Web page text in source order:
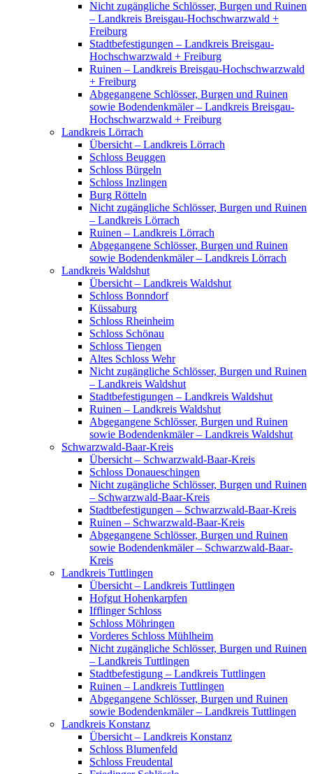
Nicht zugängliche Schlösser, Burgen und Ruinen
– Landkreis Breisgau-Hochschwarzwald +
Freiburg
Stadtbefestigungen – Landkreis Breisgau-
Hochschwarzwald + Freiburg
Ruinen – Landkreis Breisgau-Hochschwarzwald
+ Freiburg
Abgegangene Schlösser, Burgen und Ruinen
sowie Bodendenkmäler – Landkreis Breisgau-
Hochschwarzwald + Freiburg
Landkreis Lörrach
Übersicht – Landkreis Lörrach
Schloss Beuggen
Schloss Bürgeln
Schloss Inzlingen
Burg Rötteln
Nicht zugängliche Schlösser, Burgen und Ruinen
– Landkreis Lörrach
Ruinen – Landkreis Lörrach
Abgegangene Schlösser, Burgen und Ruinen
sowie Bodendenkmäler – Landkreis Lörrach
Landkreis Waldshut
Übersicht – Landkreis Waldshut
Schloss Bonndorf
Küssaburg
Schloss Rheinheim
Schloss Schönau
Schloss Tiengen
Altes Schloss Wehr
Nicht zugängliche Schlösser, Burgen und Ruinen
– Landkreis Waldshut
Stadtbefestigungen – Landkreis Waldshut
Ruinen – Landkreis Waldshut
Abgegangene Schlösser, Burgen und Ruinen
sowie Bodendenkmäler – Landkreis Waldshut
Schwarzwald-Baar-Kreis
Übersicht – Schwarzwald-Baar-Kreis
Schloss Donaueschingen
Nicht zugängliche Schlösser, Burgen und Ruinen
– Schwarzwald-Baar-Kreis
Stadtbefestigungen – Schwarzwald-Baar-Kreis
Ruinen – Schwarzwald-Baar-Kreis
Abgegangene Schlösser, Burgen und Ruinen
sowie Bodendenkmäler – Schwarzwald-Baar-
Kreis
Landkreis Tuttlingen
Übersicht – Landkreis Tuttlingen
Hofgut Hohenkarpfen
Ifflinger Schloss
Schloss Möhringen
Vorderes Schloss Mühlheim
Nicht zugängliche Schlösser, Burgen und Ruinen
– Landkreis Tuttlingen
Stadtbefestigung – Landkreis Tuttlingen
Ruinen – Landkreis Tuttlingen
Abgegangene Schlösser, Burgen und Ruinen
sowie Bodendenkmäler – Landkreis Tuttlingen
Landkreis Konstanz
Übersicht – Landkreis Konstanz
Schloss Blumenfeld
Schloss Freudental